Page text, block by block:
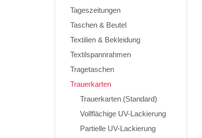
Tageszeitungen
Taschen & Beutel
Textilien & Bekleidung
Textilspannrahmen
Tragetaschen
Trauerkarten
Trauerkarten (Standard)
Vollflächige UV-Lackierung
Partielle UV-Lackierung